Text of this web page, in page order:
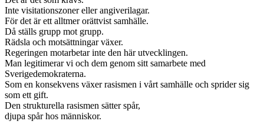
Inte visitationszoner eller angiverilagar.
För det är ett alltmer orättvist samhälle.
Då ställs grupp mot grupp.
Rädsla och motsättningar växer.
Regeringen motarbetar inte den här utvecklingen.
Man legitimerar vi och dem genom sitt samarbete med
Sverigedemokraterna.
Som en konsekvens växer rasismen i vårt samhälle och sprider sig
som ett gift.
Den strukturella rasismen sätter spår,
djupa spår hos människor.